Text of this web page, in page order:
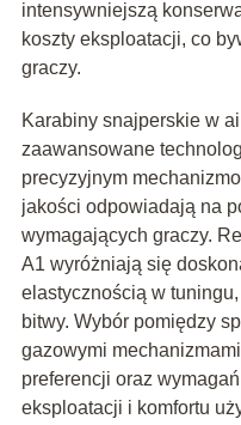
intensywniejszą
koszty eksploatacji, co
graczy.
Karabiny snajperskie w
zaawansowane
precyzyjnym
jakości odpowiadają na
wymagających graczy.
A1 wyróżniają się
elastycznością w
bitwy. Wybór pomiędzy
gazowymi
preferencji oraz
eksploatacji i komfortu